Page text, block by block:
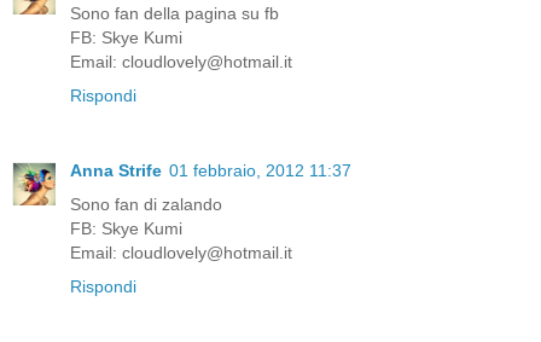
Sono fan della pagina su fb
FB: Skye Kumi
Email: cloudlovely@hotmail.it
Rispondi
Anna Strife 01 febbraio, 2012 11:37
Sono fan di zalando
FB: Skye Kumi
Email: cloudlovely@hotmail.it
Rispondi